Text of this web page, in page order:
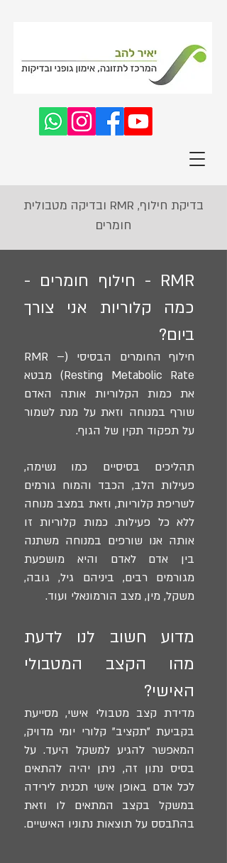
ובדיקה מטבולית RMR ,בדיקת חילוף
חומרים
RMR - חילוף חומרים -
כמה קלוריות אני צורך
ביום?
חילוף החומרים הבסיסי (RMR –
Resting Metabolic Rate) מבטא
את כמות הקלוריות אותה האדם
שורף במנוחה וזאת על מנת לשמור
על תפקוד תקין של הגוף.
תהליכים בסיסיים כמו נשימה,
פעילות הלב, הכבד והמוח גורמים
לשריפת קלוריות, וזאת במצב מנוחה
ללא כל פעילות. כמות קלוריות זו
אותה אנו שורפים במנוחה משתנה
בין אדם לאדם והיא מושפעת
מגורמים רבים, ביניהם גיל, גובה,
משקל, מין, מצב הורמונאלי ועוד.
מדוע חשוב לנו לדעת
מהו הקצב המטבולי
האישי?
מדידת קצב מטבולי אישי, מסייעת
בקביעת "תקציב" קלורי יומי מדויק,
המאפשר להגיע למשקל היעד. על
בסיס נתון זה, ניתן יהיה להתאים
לכל אדם באופן אישי תכנית לירידה
במשקל בקצב המתאים לו וזאת
בהתבסס על תוצאות נתוניו האישיים.